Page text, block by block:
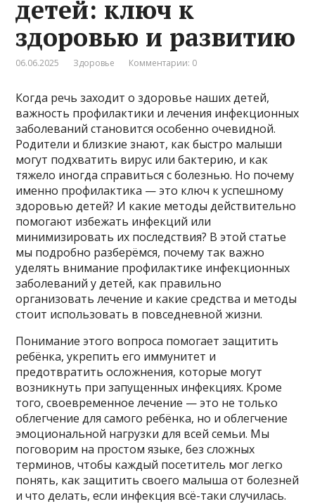
детей: ключ к
здоровью и развитию
06.06.2025 Здоровье Комментарии: 0
Когда речь заходит о здоровье наших детей,
важность профилактики и лечения инфекционных
заболеваний становится особенно очевидной.
Родители и близкие знают, как быстро малыши
могут подхватить вирус или бактерию, и как
тяжело иногда справиться с болезнью. Но почему
именно профилактика — это ключ к успешному
здоровью детей? И какие методы действительно
помогают избежать инфекций или
минимизировать их последствия? В этой статье
мы подробно разберёмся, почему так важно
уделять внимание профилактике инфекционных
заболеваний у детей, как правильно
организовать лечение и какие средства и методы
стоит использовать в повседневной жизни.
Понимание этого вопроса помогает защитить
ребёнка, укрепить его иммунитет и
предотвратить осложнения, которые могут
возникнуть при запущенных инфекциях. Кроме
того, своевременное лечение — это не только
облегчение для самого ребёнка, но и облегчение
эмоциональной нагрузки для всей семьи. Мы
поговорим на простом языке, без сложных
терминов, чтобы каждый посетитель мог легко
понять, как защитить своего малыша от болезней
и что делать, если инфекция всё-таки случилась.